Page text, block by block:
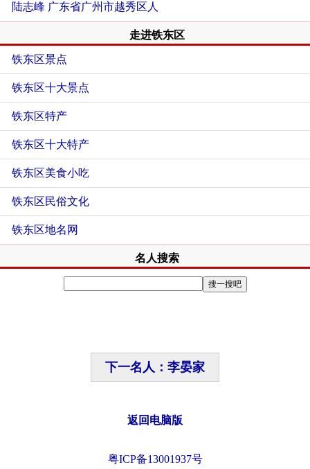
陆志峰 广东省广州市越秀区人
走进铁东区
铁东区景点
铁东区十大景点
铁东区特产
铁东区十大特产
铁东区美食小吃
铁东区民俗文化
铁东区地名网
名人搜索
下一名人：李晏家
返回电脑版
粤ICP备13001937号